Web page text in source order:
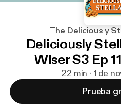
The Deliciously
Deliciously
Wiser S3 Ep
22 min · 1 de
Prueba